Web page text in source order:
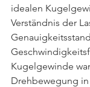
idealen
Verständnis der
Kugelgewinde
Drehbewegung